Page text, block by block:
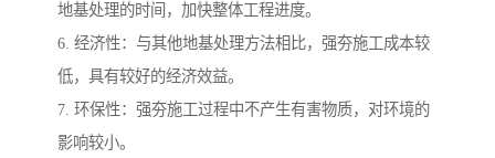
地基处理的时间，加快整体工程进度。
6. 经济性：与其他地基处理方法相比，强夯施工成本较
低，具有较好的经济效益。
7. 环保性：强夯施工过程中不产生有害物质，对环境的
影响较小。